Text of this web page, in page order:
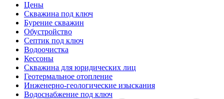
Цены
Скважина под ключ
Бурение скважин
Обустройство
Септик под ключ
Водоочистка
Кессоны
Скважина для юридических лиц
Геотермальное отопление
Инженерно-геологические изыскания
Водоснабжение под ключ